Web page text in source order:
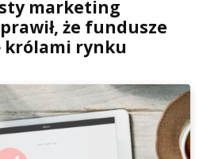
marketing
że fundusze
królami rynku